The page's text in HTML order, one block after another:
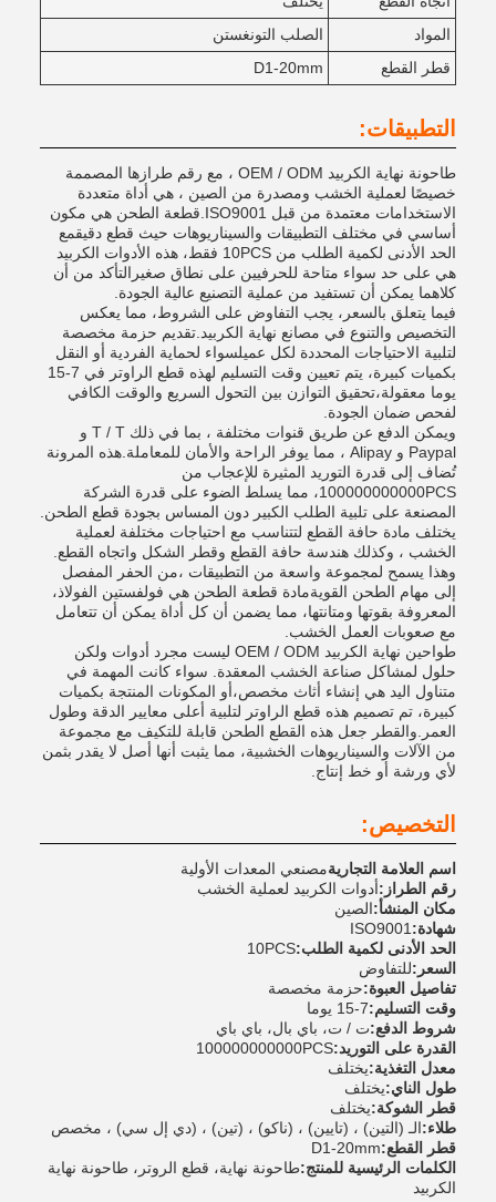
المواد
الصلب التونغستن
قطر القطع
D1-20mm
التطبيقات:
طاحونة نهاية الكربيد OEM / ODM ، مع رقم طرازها المصممة
خصيصًا لعملية الخشب ومصدرة من الصين ، هي أداة متعددة
الاستخدامات معتمدة من قبل ISO9001.قطعة الطحن هي مكون
أساسي في مختلف التطبيقات والسيناريوهات حيث قطع دقيقمع
الحد الأدنى لكمية الطلب من 10PCS فقط، هذه الأدوات الكربيد
هي على حد سواء متاحة للحرفيين على نطاق صغيرالتأكد من أن
كلاهما يمكن أن تستفيد من عملية التصنيع عالية الجودة.
فيما يتعلق بالسعر، يجب التفاوض على الشروط، مما يعكس
التخصيص والتنوع في مصانع نهاية الكربيد.تقديم حزمة مخصصة
لتلبية الاحتياجات المحددة لكل عميلسواء لحماية الفردية أو النقل
بكميات كبيرة، يتم تعيين وقت التسليم لهذه قطع الراوتر في 7-15
يوما معقولة،تحقيق التوازن بين التحول السريع والوقت الكافي
لفحص ضمان الجودة.
ويمكن الدفع عن طريق قنوات مختلفة ، بما في ذلك T / T و
Paypal و Alipay ، مما يوفر الراحة والأمان للمعاملة.هذه المرونة
تُضاف إلى قدرة التوريد المثيرة للإعجاب من
100000000000PCS، مما يسلط الضوء على قدرة الشركة
المصنعة على تلبية الطلب الكبير دون المساس بجودة قطع الطحن.
يختلف مادة حافة القطع لتتناسب مع احتياجات مختلفة لعملية
الخشب ، وكذلك هندسة حافة القطع وقطر الشكل واتجاه القطع.
وهذا يسمح لمجموعة واسعة من التطبيقات ،من الحفر المفصل
إلى مهام الطحن القويةمادة قطعة الطحن هي فولفستين الفولاذ،
المعروفة بقوتها ومتانتها، مما يضمن أن كل أداة يمكن أن تتعامل
مع صعوبات العمل الخشب.
طواحين نهاية الكربيد OEM / ODM ليست مجرد أدوات ولكن
حلول لمشاكل صناعة الخشب المعقدة. سواء كانت المهمة في
متناول اليد هي إنشاء أثاث مخصص،أو المكونات المنتجة بكميات
كبيرة، تم تصميم هذه قطع الراوتر لتلبية أعلى معايير الدقة وطول
العمر.والقطر جعل هذه القطع الطحن قابلة للتكيف مع مجموعة
من الآلات والسيناريوهات الخشبية، مما يثبت أنها أصل لا يقدر بثمن
لأي ورشة أو خط إنتاج.
التخصيص:
اسم العلامة التجاريةمصنعي المعدات الأولية
رقم الطراز:أدوات الكربيد لعملية الخشب
مكان المنشأ:الصين
شهادة: ISO9001
الحد الأدنى لكمية الطلب:10PCS
السعر:للتفاوض
تفاصيل العبوة:حزمة مخصصة
وقت التسليم:7-15 يوما
شروط الدفع:ت / ت، باي بال، باي باي
القدرة على التوريد:100000000000PCS
معدل التغذية:يختلف
طول الناي:يختلف
قطر الشوكة:يختلف
طلاء:الـ (التين) ، (تايين) ، (ناكو) ، (تين) ، (دي إل سي) ، مخصص
قطر القطع:D1-20mm
الكلمات الرئيسية للمنتج:طاحونة نهاية، قطع الروتر، طاحونة نهاية
الكربيد